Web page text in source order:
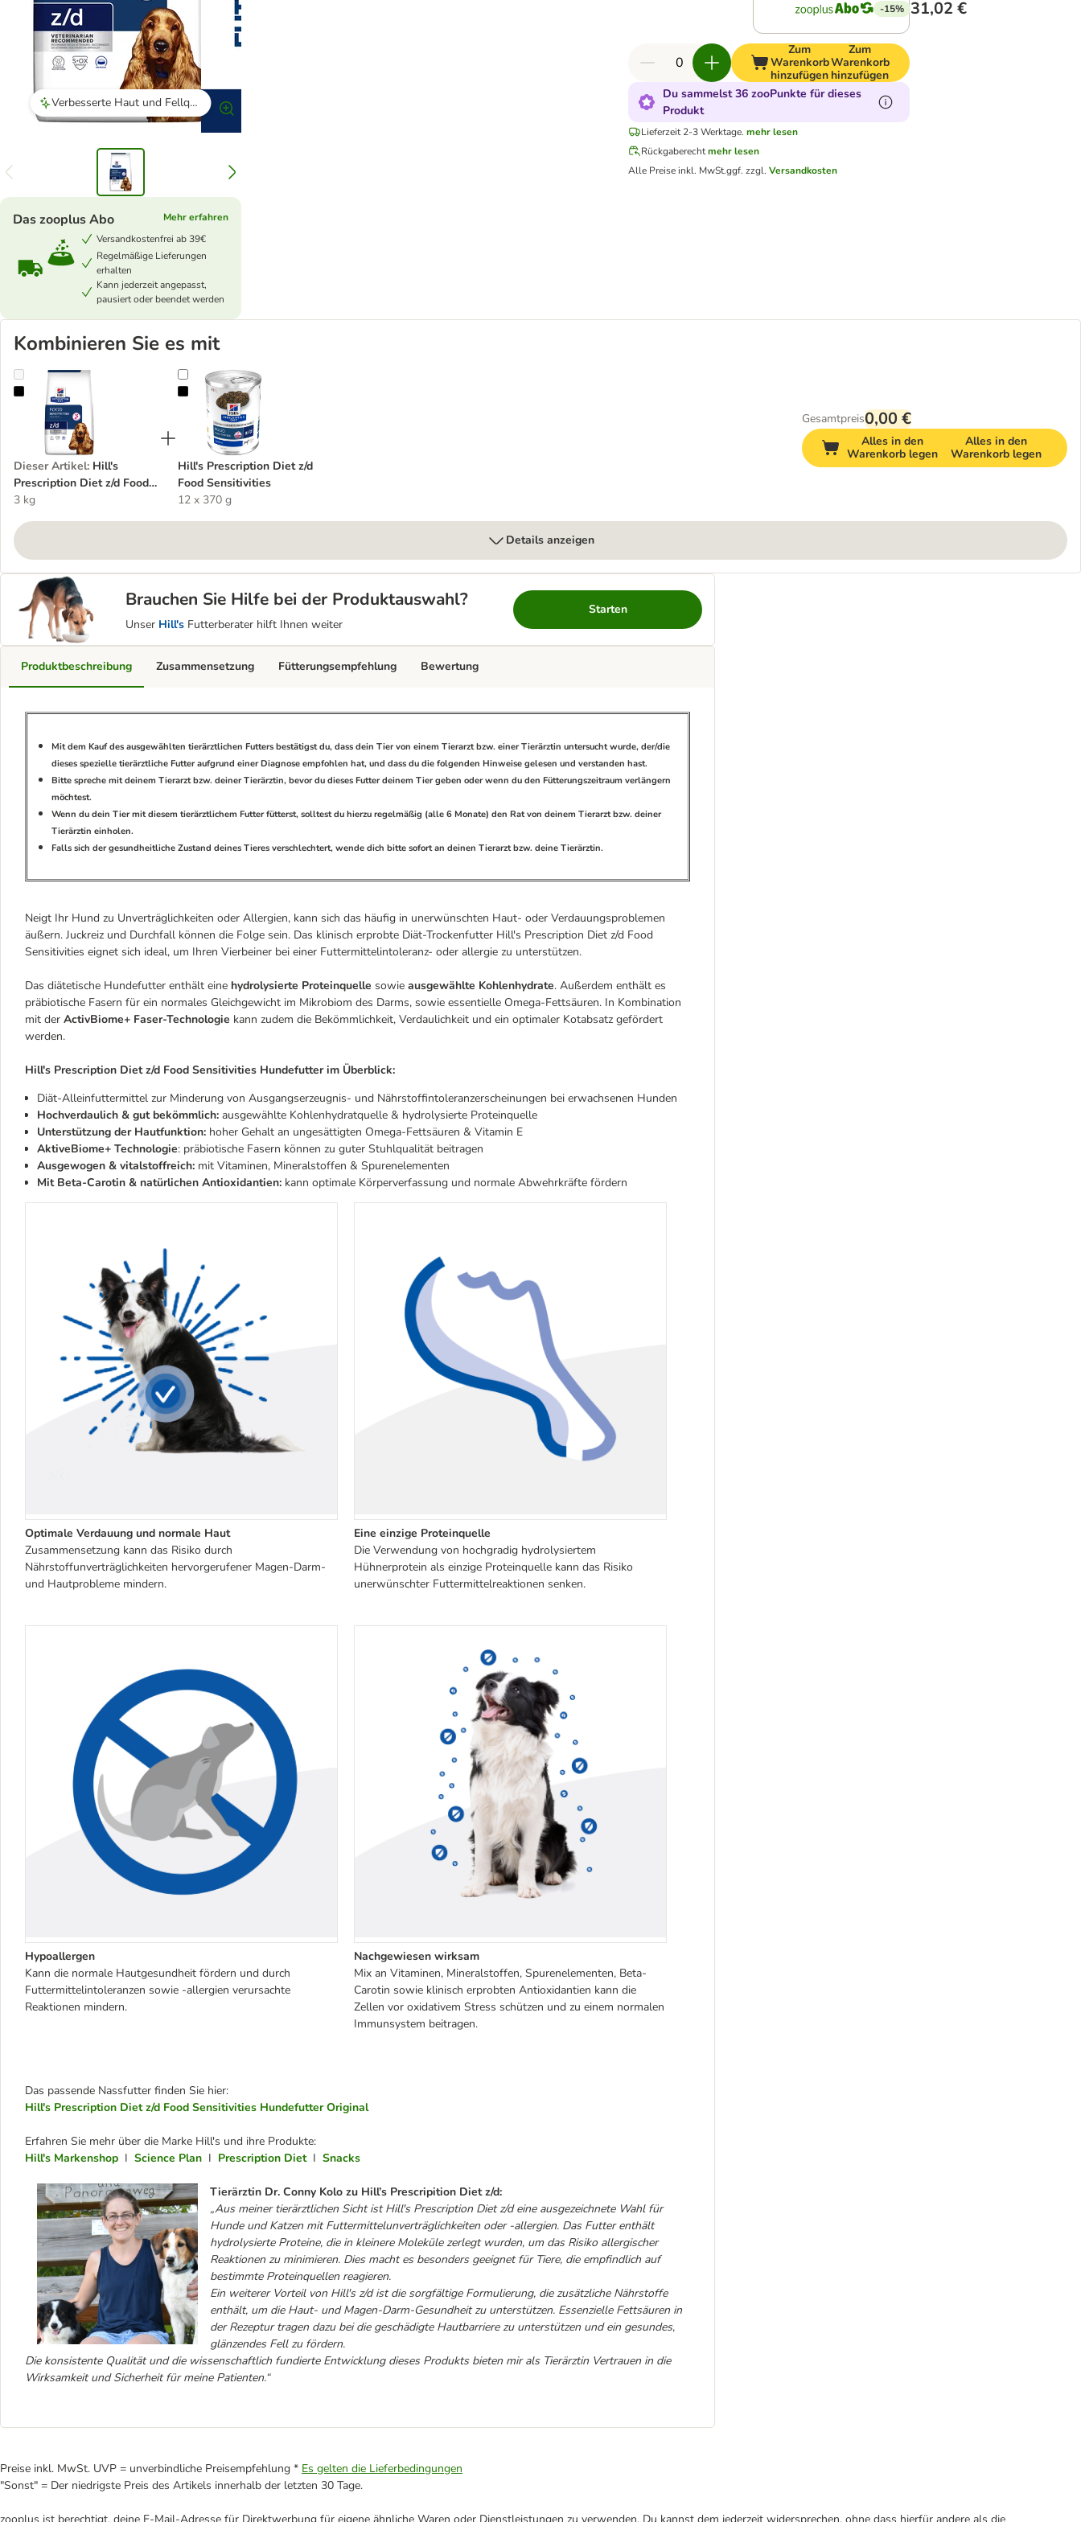
Verbesserte Haut und Fellqualität
Das zooplus Abo
Mehr erfahren
Versandkostenfrei ab 39€
Regelmäßige Lieferungen
erhalten
Kann jederzeit angepasst,
pausiert oder beendet werden
-15% 31,02 €
Zum
Warenkorb
hinzufügen
Zum
Warenkorb
hinzufügen
Du sammelst 36 zooPunkte für dieses
Produkt
Lieferzeit 2-3 Werktage. mehr lesen
Rückgaberecht mehr lesen
Alle Preise inkl. MwSt.ggf. zzgl. Versandkosten
Kombinieren Sie es mit
Hill's Prescription Diet z/d Food Sensitivities
Dieser Artikel: Hill's
Prescription Diet z/d Food
Sensitivities
3 kg
Hill's Prescription Diet z/d Food Sensitivities
Hill's Prescription Diet z/d
Food Sensitivities
12 x 370 g
Gesamtpreis0,00 €
Alles in den
Warenkorb legen
Alles in den
Warenkorb legen
Details anzeigen
Brauchen Sie Hilfe bei der Produktauswahl?
Unser Hill's Futterberater hilft Ihnen weiter
Starten
Produktbeschreibung
Mit dem Kauf des ausgewählten tierärztlichen Futters bestätigst du, dass dein Tier von einem Tierarzt bzw. einer Tierärztin untersucht wurde, der/die
dieses spezielle tierärztliche Futter aufgrund einer Diagnose empfohlen hat, und dass du die folgenden Hinweise gelesen und verstanden hast.
Bitte spreche mit deinem Tierarzt bzw. deiner Tierärztin, bevor du dieses Futter deinem Tier geben oder wenn du den Fütterungszeitraum verlängern
möchtest.
Wenn du dein Tier mit diesem tierärztlichem Futter fütterst, solltest du hierzu regelmäßig (alle 6 Monate) den Rat von deinem Tierarzt bzw. deiner
Tierärztin einholen.
Falls sich der gesundheitliche Zustand deines Tieres verschlechtert, wende dich bitte sofort an deinen Tierarzt bzw. deine Tierärztin.
Neigt Ihr Hund zu Unverträglichkeiten oder Allergien, kann sich das häufig in unerwünschten Haut- oder Verdauungsproblemen
äußern. Juckreiz und Durchfall können die Folge sein. Das klinisch erprobte Diät-Trockenfutter Hill's Prescription Diet z/d Food
Sensitivities eignet sich ideal, um Ihren Vierbeiner bei einer Futtermittelintoleranz- oder allergie zu unterstützen.
Das diätetische Hundefutter enthält eine hydrolysierte Proteinquelle sowie ausgewählte Kohlenhydrate. Außerdem enthält es
präbiotische Fasern für ein normales Gleichgewicht im Mikrobiom des Darms, sowie essentielle Omega-Fettsäuren. In Kombination
mit der ActivBiome+ Faser-Technologie kann zudem die Bekömmlichkeit, Verdaulichkeit und ein optimaler Kotabsatz gefördert
werden.
Hill's Prescription Diet z/d Food Sensitivities Hundefutter im Überblick:
Diät-Alleinfuttermittel zur Minderung von Ausgangserzeugnis- und Nährstoffintoleranzerscheinungen bei erwachsenen Hunden
Hochverdaulich & gut bekömmlich: ausgewählte Kohlenhydratquelle & hydrolysierte Proteinquelle
Unterstützung der Hautfunktion: hoher Gehalt an ungesättigten Omega-Fettsäuren & Vitamin E
AktiveBiome+ Technologie: präbiotische Fasern können zu guter Stuhlqualität beitragen
Ausgewogen & vitalstoffreich: mit Vitaminen, Mineralstoffen & Spurenelementen
Mit Beta-Carotin & natürlichen Antioxidantien: kann optimale Körperverfassung und normale Abwehrkräfte fördern
Optimale Verdauung und normale Haut
Zusammensetzung kann das Risiko durch
Nährstoffunverträglichkeiten hervorgerufener Magen-Darm-
und Hautprobleme mindern.
Eine einzige Proteinquelle
Die Verwendung von hochgradig hydrolysiertem
Hühnerprotein als einzige Proteinquelle kann das Risiko
unerwünschter Futtermittelreaktionen senken.
Hypoallergen
Kann die normale Hautgesundheit fördern und durch
Futtermittelintoleranzen sowie -allergien verursachte
Reaktionen mindern.
Nachgewiesen wirksam
Mix an Vitaminen, Mineralstoffen, Spurenelementen, Beta-
Carotin sowie klinisch erprobten Antioxidantien kann die
Zellen vor oxidativem Stress schützen und zu einem normalen
Immunsystem beitragen.
Das passende Nassfutter finden Sie hier:
Hill's Prescription Diet z/d Food Sensitivities Hundefutter Original
Erfahren Sie mehr über die Marke Hill's und ihre Produkte:
Hill's Markenshop I Science Plan I Prescription Diet I Snacks
Tierärztin Dr. Conny Kolo zu Hill’s Prescripition Diet z/d:
„Aus meiner tierärztlichen Sicht ist Hill's Prescription Diet z/d eine ausgezeichnete Wahl für
Hunde und Katzen mit Futtermittelunverträglichkeiten oder -allergien. Das Futter enthält
hydrolysierte Proteine, die in kleinere Moleküle zerlegt wurden, um das Risiko allergischer
Reaktionen zu minimieren. Dies macht es besonders geeignet für Tiere, die empfindlich auf
bestimmte Proteinquellen reagieren.
Ein weiterer Vorteil von Hill's z/d ist die sorgfältige Formulierung, die zusätzliche Nährstoffe
enthält, um die Haut- und Magen-Darm-Gesundheit zu unterstützen. Essenzielle Fettsäuren in
der Rezeptur tragen dazu bei die geschädigte Hautbarriere zu unterstützen und ein gesundes,
glänzendes Fell zu fördern.
Die konsistente Qualität und die wissenschaftlich fundierte Entwicklung dieses Produkts bieten mir als Tierärztin Vertrauen in die
Wirksamkeit und Sicherheit für meine Patienten.“
Zusammensetzung Fütterungsempfehlung Bewertung
Preise inkl. MwSt. UVP = unverbindliche Preisempfehlung * Es gelten die Lieferbedingungen
"Sonst" = Der niedrigste Preis des Artikels innerhalb der letzten 30 Tage.
zooplus ist berechtigt, deine E-Mail-Adresse für Direktwerbung für eigene ähnliche Waren oder Dienstleistungen zu verwenden. Du kannst dem jederzeit widersprechen, ohne dass hierfür andere als die